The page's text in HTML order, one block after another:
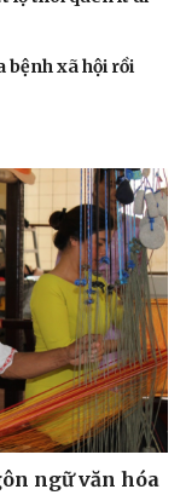
yêu
cho bé
tâm hồn
bệnh xã hội rồi
ngữ văn hóa